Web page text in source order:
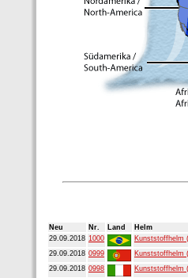
Neu Nr. Land
Helm
29.09.2018 1000
Kunststoffhelm
29.09.2018 0999
Kunststoffhelm
29.09.2018 0998
Kunststoffhelm